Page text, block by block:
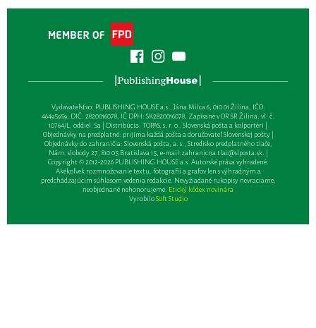
Vydavateľsťvo: PUBLISHING HOUSE a.s., Jána Milca 6, 010 01 Žilina, IČO:
46495959, DIČ: 2820016078, IČ DPH: SK2820016078, Zapísané v OR SR Žilina: vl. č.
10764/L, oddiel: Sa | Distribúcia: TOPAS, s. r. o., Slovenská pošta a kolportéri |
Objednávky na predplatné: prijíma každá pošta a doručovateľ Slovenskej pošty |
Objednávky do zahraničia: Slovenská pošta, a. s., Stredisko predplatného tlače,
Nám. slobody 27, 810 05 Bratislava 15, e-mail:zahranicna.tlac@slposta.sk. |
Copyright © 2012-2026 PUBLISHING HOUSE a.s. Autorské práva vyhradené.
Akékoľvek rozmnožovanie textu, fotografií a grafov len s výhradným a
predchádzajúcim súhlasom vedenia redakcie. Nevyžiadané rukopisy nevraciame,
neobjednané nehonorujeme. Etický kódex novinára
VyrobiloSoft Studio